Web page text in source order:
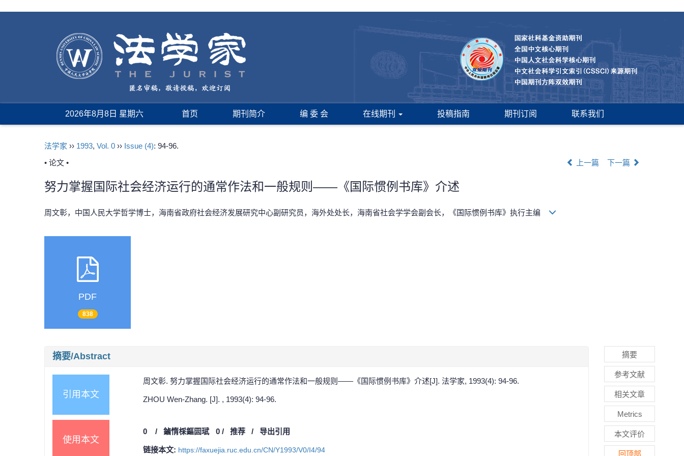
2026年8月8日 星期六 首页 期刊简介 编 委 会 在线期刊 投稿指南 期刊订阅 联系我们
法学家 ›› 1993, Vol. 0 ›› Issue (4): 94-96.
• 论文 •
上一篇 下一篇
努力掌握国际社会经济运行的通常作法和一般规则——《国际惯例书库》介述
周文彰，中国人民大学哲学博士，海南省政府社会经济发展研究中心副研究员，海外处处长，海南省社会学学会副会长，《国际惯例书库》执行主编
PDF
838
摘要/Abstract
引用本文
周文彰. 努力掌握国际社会经济运行的通常作法和一般规则——《国际惯例书库》介述[J]. 法学家, 1993(4): 94-96.
ZHOU Wen-Zhang. [J]. , 1993(4): 94-96.
使用本文
0 / 鏀惰棌鏂囩珷 0/ 推荐 / 导出引用
链接本文: https://faxuejia.ruc.edu.cn/CN/Y1993/V0/I4/94
摘要
参考文献
相关文章
Metrics
本文评价
回顶部